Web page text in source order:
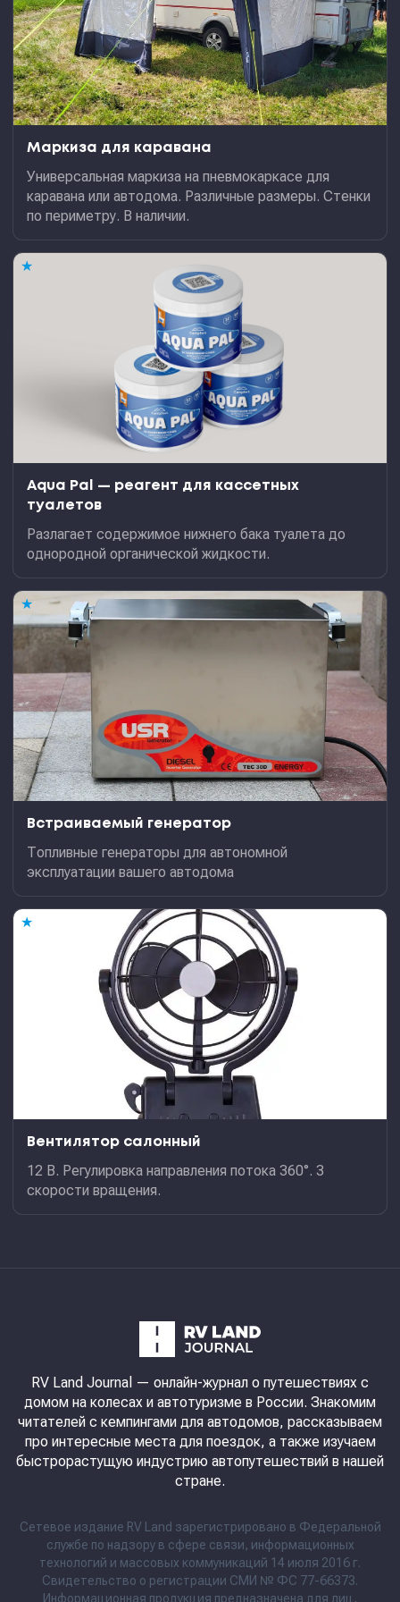
Маркиза для каравана
Универсальная маркиза на пневмокаркасе для
каравана или автодома. Различные размеры. Стенки
по периметру. В наличии.
★
Aqua Pal — pеагент для кассетных
туалетов
Разлагает содержимое нижнего бака туалета до
однородной органической жидкости.
★
Встраиваемый генератор
Топливные генераторы для автономной
эксплуатации вашего автодома
★
Вентилятор салонный
12 В. Регулировка направления потока 360°. 3
скорости вращения.
RV Land Journal — онлайн-журнал о путешествиях с
домом на колесах и автотуризме в России. Знакомим
читателей с кемпингами для автодомов, рассказываем
про интересные места для поездок, а также изучаем
быстрорастущую индустрию автопутешествий в нашей
стране.
Сетевое издание RV Land зарегистрировано в Федеральной
службе по надзору в сфере связи, информационных
технологий и массовых коммуникаций 14 июля 2016 г.
Свидетельство о регистрации СМИ № ФС 77-66373.
Информационная продукция предназначена для лиц,